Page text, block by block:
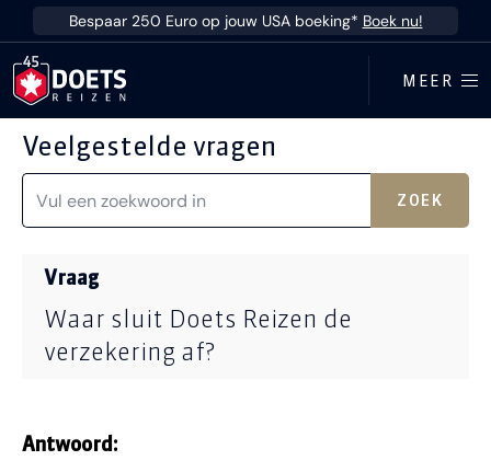
Ga direct naar inhoud
Bespaar 250 Euro op jouw USA boeking* Boek nu!
MEER
Veelgestelde vragen
ZOEK
Vraag
Waar sluit Doets Reizen de
verzekering af?
Antwoord: